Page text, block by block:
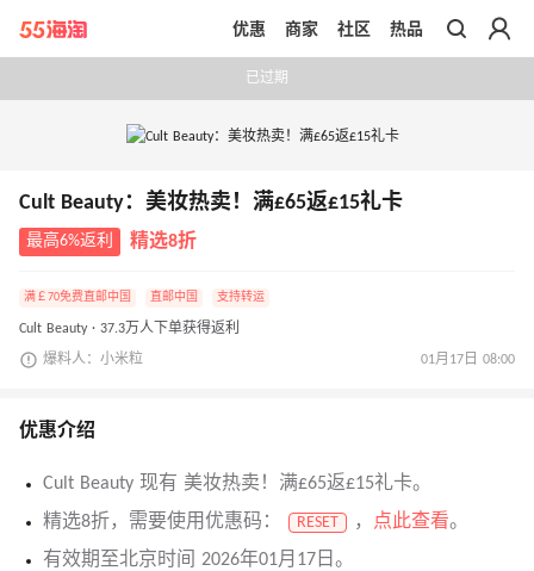
带你去官网买正品
优惠 商家 社区 热品
已过期
Cult Beauty：美妆热卖！满£65返£15礼卡
最高6%返利 精选8折
满￡70免费直邮中国 直邮中国 支持转运
Cult Beauty · 37.3万人下单获得返利
爆料人：小米粒 01月17日 08:00
优惠介绍
Cult Beauty 现有 美妆热卖！满£65返£15礼卡。
精选8折，需要使用优惠码：
RESET ， 点此查看。
有效期至北京时间 2026年01月17日。